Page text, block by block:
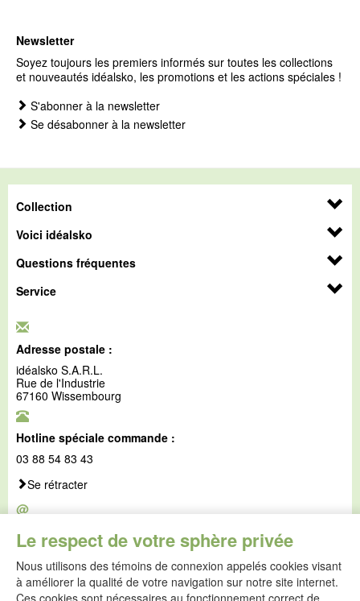
Le respect de votre sphère privée
Nous utilisons des témoins de connexion appelés cookies visant
à améliorer la qualité de votre navigation sur notre site internet.
Ces cookies sont nécessaires au fonctionnement correct de
Newsletter
Soyez toujours les premiers informés sur toutes les collections
et nouveautés idéalsko, les promotions et les actions spéciales !
S'abonner à la newsletter
Se désabonner à la newsletter
Collection
Voici idéalsko
Questions fréquentes
Service
Adresse postale :
idéalsko S.A.R.L.
Rue de l'Industrie
67160 Wissembourg
Hotline spéciale commande :
03 88 54 83 43
Se rétracter
@
service@idealsko.fr
@
Formulaire de contact